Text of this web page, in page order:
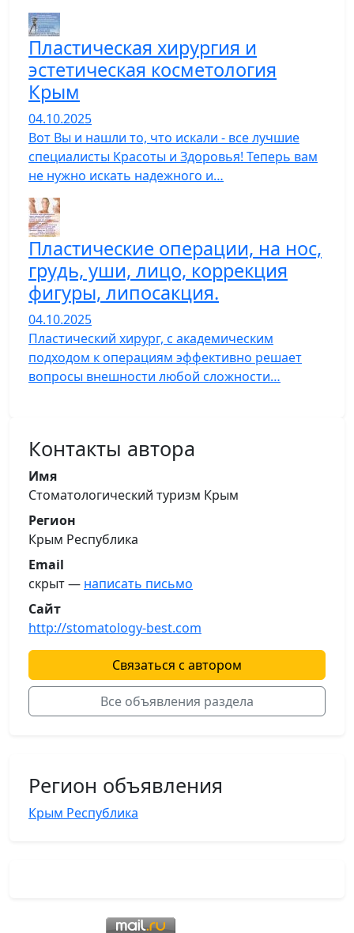
Пластическая хирургия и
эстетическая косметология
Крым
04.10.2025
Вот Вы и нашли то, что искали - все лучшие
специалисты Красоты и Здоровья! Теперь вам
не нужно искать надежного и…
Пластические операции, на нос,
грудь, уши, лицо, коррекция
фигуры, липосакция.
04.10.2025
Пластический хирург, с академическим
подходом к операциям эффективно решает
вопросы внешности любой сложности…
Контакты автора
Имя
Стоматологический туризм Крым
Регион
Крым Республика
Email
скрыт — написать письмо
Сайт
http://stomatology-best.com
Связаться с автором
Все объявления раздела
Регион объявления
Крым Республика